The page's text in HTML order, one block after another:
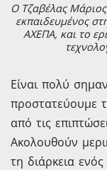
Ο Τζαβέλας
εκπαιδευμένος
ΑΧΕΠΑ, και το
Είναι πολύ
προστατεύουμε
από τις
Ακολουθούν
τη διάρκεια